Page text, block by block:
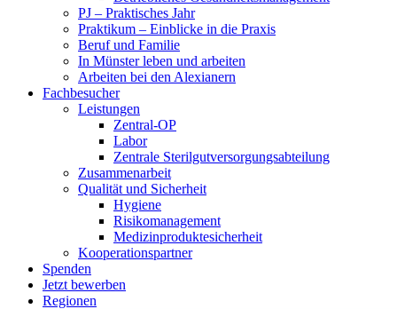
PJ – Praktisches Jahr
Praktikum – Einblicke in die Praxis
Beruf und Familie
In Münster leben und arbeiten
Arbeiten bei den Alexianern
Fachbesucher
Leistungen
Zentral-OP
Labor
Zentrale Sterilgutversorgungsabteilung
Zusammenarbeit
Qualität und Sicherheit
Hygiene
Risikomanagement
Medizinproduktesicherheit
Kooperationspartner
Spenden
Jetzt bewerben
Regionen